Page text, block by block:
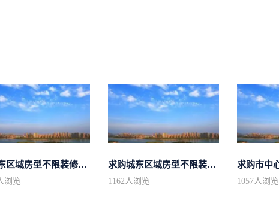
求购东区域房型不限装修不限
浏览
求购城东区域房型不限装修不限
1162人浏览 1057人浏览